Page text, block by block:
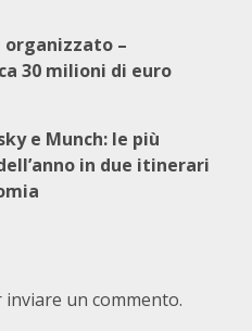
organizzato –
30 milioni di euro
e Munch: le più
in due itinerari
inviare un commento.